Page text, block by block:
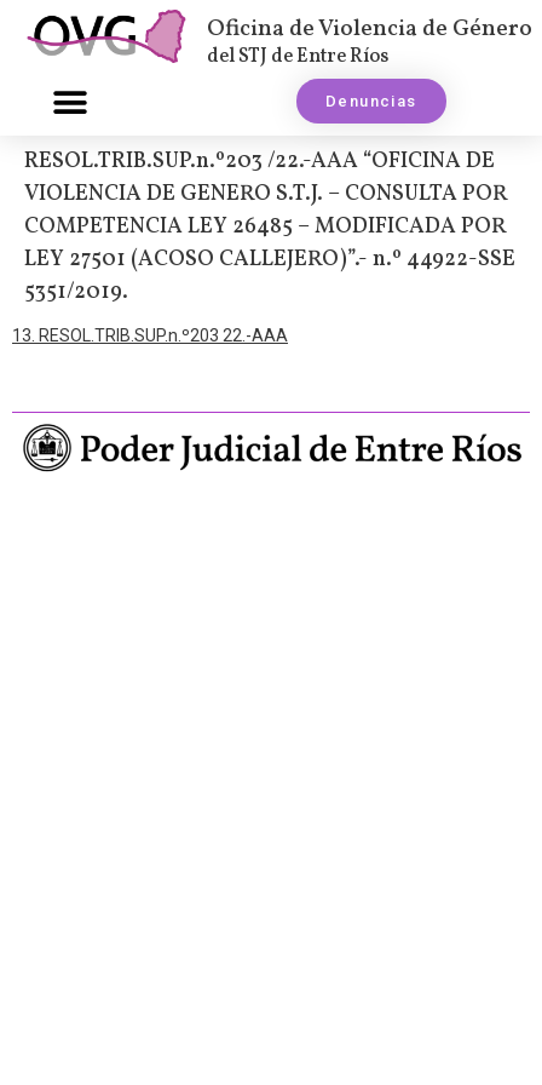
Oficina de Violencia de Género
del STJ de Entre Ríos
Denuncias
RESOL.TRIB.SUP.n.º203 /22.-AAA “OFICINA DE
VIOLENCIA DE GENERO S.T.J. – CONSULTA POR
COMPETENCIA LEY 26485 – MODIFICADA POR
LEY 27501 (ACOSO CALLEJERO)”.- n.º 44922-SSE
5351/2019.
13. RESOL.TRIB.SUP.n.º203 22.-AAA